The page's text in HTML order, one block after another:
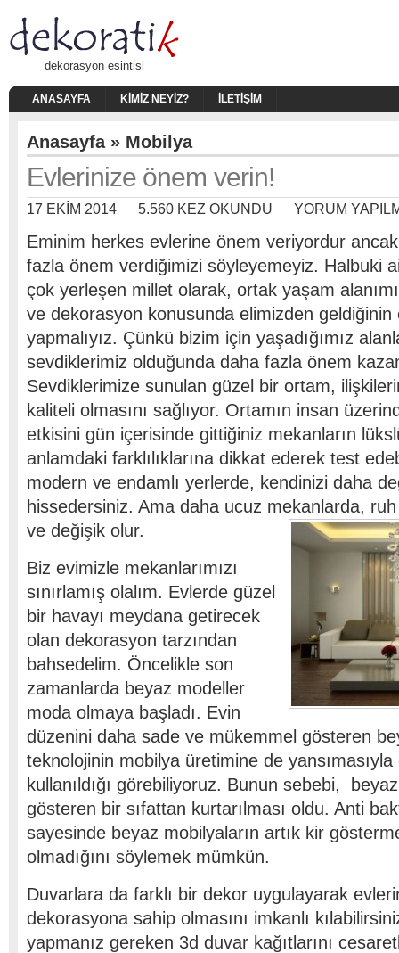
dekorasyon esintisi
ANASAYFA KIMIZ NEYIZ? İLETIŞIM
Anasayfa» Mobilya
Evlerinize önem verin!
17 EKIM 2014 5.560 KEZ OKUNDU YORUM
Eminim herkes evlerine önem veriyordur
fazla önem verdiğimizi söyleyemeyiz. Halbuki
çok yerleşen millet olarak, ortak yaşam
ve dekorasyon konusunda elimizden geldiğinin
yapmalıyız. Çünkü bizim için yaşadığımız
sevdiklerimiz olduğunda daha fazla önem
Sevdiklerimize sunulan güzel bir ortam,
kaliteli olmasını sağlıyor. Ortamın insan
etkisini gün içerisinde gittiğiniz mekanların
anlamdaki farklılıklarına dikkat ederek test
modern ve endamlı yerlerde, kendinizi daha
hissedersiniz. Ama daha ucuz mekanlarda,
ve değişik olur.
Biz evimizle mekanlarımızı
sınırlamış olalım. Evlerde güzel
bir havayı meydana getirecek
olan dekorasyon tarzından
bahsedelim. Öncelikle son
zamanlarda beyaz modeller
moda olmaya başladı. Evin
düzenini daha sade ve mükemmel gösteren
teknolojinin mobilya üretimine de
kullanıldığı görebiliyoruz. Bunun sebebi,
gösteren bir sıfattan kurtarılması oldu. Anti
sayesinde beyaz mobilyaların artık kir
olmadığını söylemek mümkün.
Duvarlara da farklı bir dekor uygulayarak
dekorasyona sahip olmasını imkanlı
yapmanız gereken 3d duvar kağıtlarını